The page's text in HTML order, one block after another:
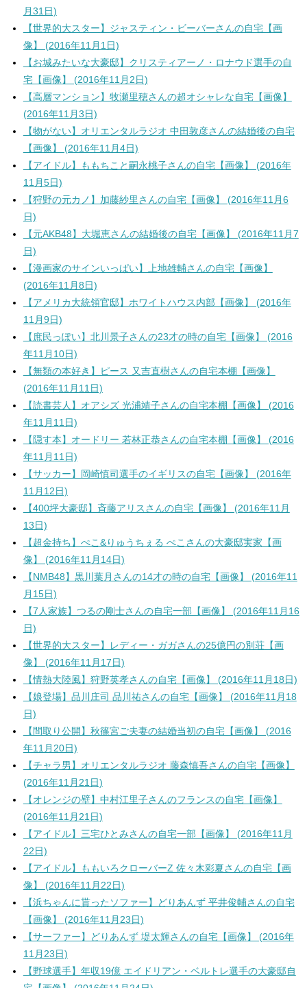
月31日)
【世界的大スター】ジャスティン・ビーバーさんの自宅【画
像】 (2016年11月1日)
【お城みたいな大豪邸】クリスティアーノ・ロナウド選手の自
宅【画像】 (2016年11月2日)
【高層マンション】牧瀬里穂さんの超オシャレな自宅【画像】
(2016年11月3日)
【物がない】オリエンタルラジオ 中田敦彦さんの結婚後の自宅
【画像】 (2016年11月4日)
【アイドル】ももちこと嗣永桃子さんの自宅【画像】 (2016年
11月5日)
【狩野の元カノ】加藤紗里さんの自宅【画像】 (2016年11月6
日)
【元AKB48】大堀恵さんの結婚後の自宅【画像】 (2016年11月7
日)
【漫画家のサインいっぱい】上地雄輔さんの自宅【画像】
(2016年11月8日)
【アメリカ大統領官邸】ホワイトハウス内部【画像】 (2016年
11月9日)
【庶民っぽい】北川景子さんの23才の時の自宅【画像】 (2016
年11月10日)
【無類の本好き】ピース 又吉直樹さんの自宅本棚【画像】
(2016年11月11日)
【読書芸人】オアシズ 光浦靖子さんの自宅本棚【画像】 (2016
年11月11日)
【隠す本】オードリー 若林正恭さんの自宅本棚【画像】 (2016
年11月11日)
【サッカー】岡崎慎司選手のイギリスの自宅【画像】 (2016年
11月12日)
【400坪大豪邸】斉藤アリスさんの自宅【画像】 (2016年11月
13日)
【超金持ち】ぺこ&りゅうちぇる ぺこさんの大豪邸実家【画
像】 (2016年11月14日)
【NMB48】黒川葉月さんの14才の時の自宅【画像】 (2016年11
月15日)
【7人家族】つるの剛士さんの自宅一部【画像】 (2016年11月16
日)
【世界的大スター】レディー・ガガさんの25億円の別荘【画
像】 (2016年11月17日)
【情熱大陸風】狩野英孝さんの自宅【画像】 (2016年11月18日)
【娘登場】品川庄司 品川祐さんの自宅【画像】 (2016年11月18
日)
【間取り公開】秋篠宮ご夫妻の結婚当初の自宅【画像】 (2016
年11月20日)
【チャラ男】オリエンタルラジオ 藤森慎吾さんの自宅【画像】
(2016年11月21日)
【オレンジの壁】中村江里子さんのフランスの自宅【画像】
(2016年11月21日)
【アイドル】三宅ひとみさんの自宅一部【画像】 (2016年11月
22日)
【アイドル】ももいろクローバーZ 佐々木彩夏さんの自宅【画
像】 (2016年11月22日)
【浜ちゃんに貰ったソファー】どりあんず 平井俊輔さんの自宅
【画像】 (2016年11月23日)
【サーファー】どりあんず 堤太輝さんの自宅【画像】 (2016年
11月23日)
【野球選手】年収19億 エイドリアン・ベルトレ選手の大豪邸自